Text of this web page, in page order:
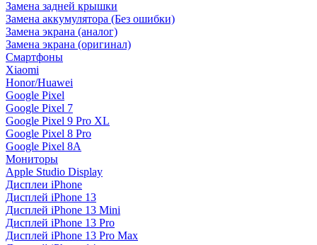
Замена задней крышки
Замена аккумулятора (Без ошибки)
Замена экрана (аналог)
Замена экрана (оригинал)
Смартфоны
Xiaomi
Honor/Huawei
Google Pixel
Google Pixel 7
Google Pixel 9 Pro XL
Google Pixel 8 Pro
Google Pixel 8A
Мониторы
Apple Studio Display
Дисплеи iPhone
Дисплей iPhone 13
Дисплей iPhone 13 Mini
Дисплей iPhone 13 Pro
Дисплей iPhone 13 Pro Max